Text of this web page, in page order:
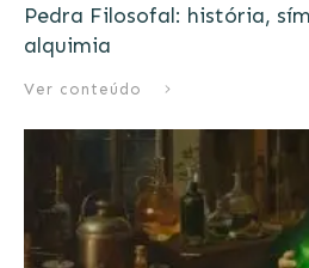
Pedra Filosofal: história,
alquimia
Ver conteúdo